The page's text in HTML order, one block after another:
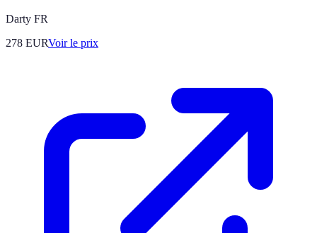
Darty FR
278 EURVoir le prix